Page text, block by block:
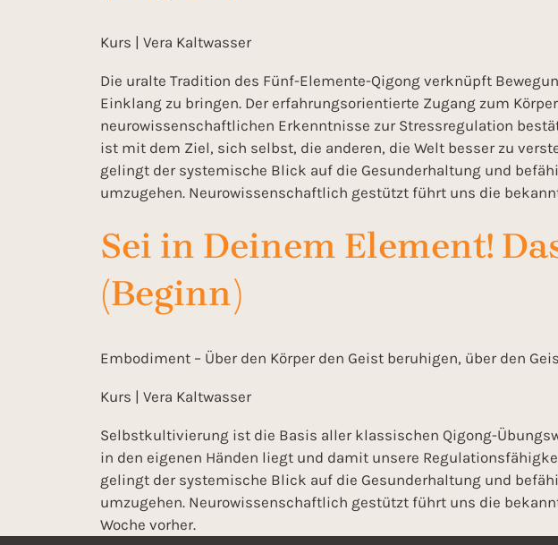
Kurs | Vera Kaltwasser
Die uralte Tradition des Fünf-Elemente-Qigong verknüpft
Einklang zu bringen. Der erfahrungsorientierte Zugang zum
neurowissenschaftlichen Erkenntnisse zur Stressregulation
ist mit dem Ziel, sich selbst, die anderen, die Welt besser zu
gelingt der systemische Blick auf die Gesunderhaltung und
umzugehen. Neurowissenschaftlich gestützt führt uns die
Sei in Deinem Element!
(Beginn)
Embodiment – Über den Körper den Geist beruhigen, über den
Kurs | Vera Kaltwasser
Selbstkultivierung ist die Basis aller klassischen Qigong-
in den eigenen Händen liegt und damit unsere
gelingt der systemische Blick auf die Gesunderhaltung und
umzugehen. Neurowissenschaftlich gestützt führt uns die
Woche vorher.